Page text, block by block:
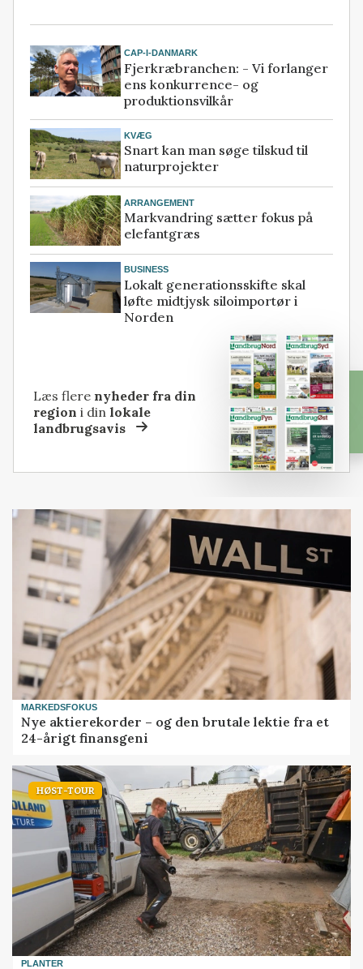
CAP-I-DANMARK
Fjerkræbranchen: - Vi forlanger
ens konkurrence- og
produktionsvilkår
KVÆG
Snart kan man søge tilskud til
naturprojekter
ARRANGEMENT
Markvandring sætter fokus på
elefantgræs
BUSINESS
Lokalt generationsskifte skal
løfte midtjysk siloimportør i
Norden
Læs flere nyheder fra din
region i dinlokale
landbrugsavis
MARKEDSFOKUS
Nye aktierekorder – og den brutale lektie fra et
24-årigt finansgeni
HØST-TOUR
PLANTER